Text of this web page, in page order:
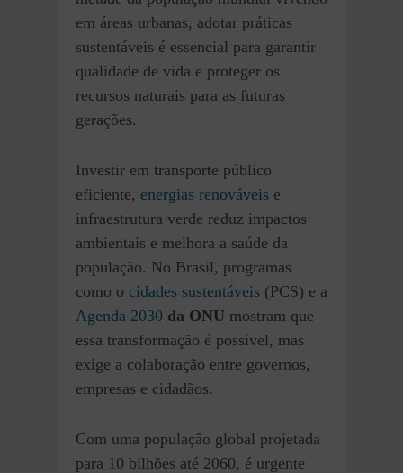
em áreas urbanas, adotar práticas
sustentáveis é essencial para garantir
qualidade de vida e proteger os
recursos naturais para as futuras
gerações.
Investir em transporte público
eficiente, energias renováveis e
infraestrutura verde reduz impactos
ambientais e melhora a saúde da
população. No Brasil, programas
como o cidades sustentáveis (PCS) e a
Agenda 2030 da ONU mostram que
essa transformação é possível, mas
exige a colaboração entre governos,
empresas e cidadãos.
Com uma população global projetada
para 10 bilhões até 2060, é urgente